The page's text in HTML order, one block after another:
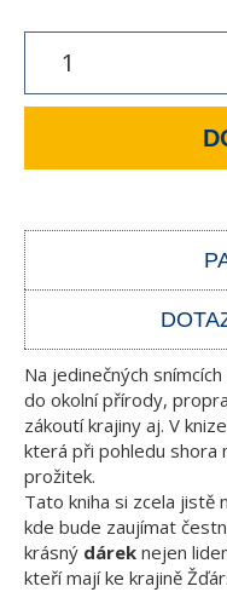
Na jedinečných
do okolní přírody,
zákoutí krajiny aj. V
která při pohledu shora
prožitek.
Tato kniha si zcela jistě
kde bude zaujímat
krásný dárek nejen
kteří mají ke krajině